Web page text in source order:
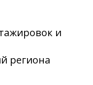
и
региона